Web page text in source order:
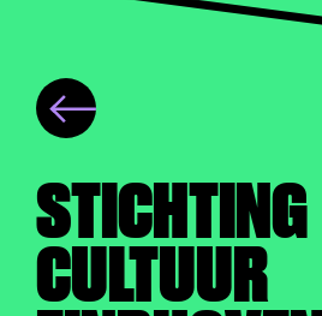
STICHTING
CULTUUR